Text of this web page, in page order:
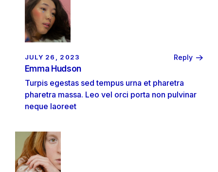
JULY 26, 2023
Emma Hudson
Turpis egestas sed tempus urna et pharetra
pharetra massa. Leo vel orci porta non pulvinar
neque laoreet
Reply